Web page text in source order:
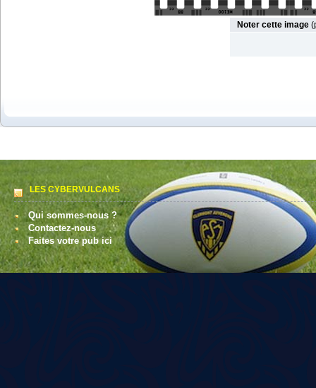
Noter cette image
LES CYBERVULCANS
Qui sommes-nous ?
Contactez-nous
Faites votre pub ici